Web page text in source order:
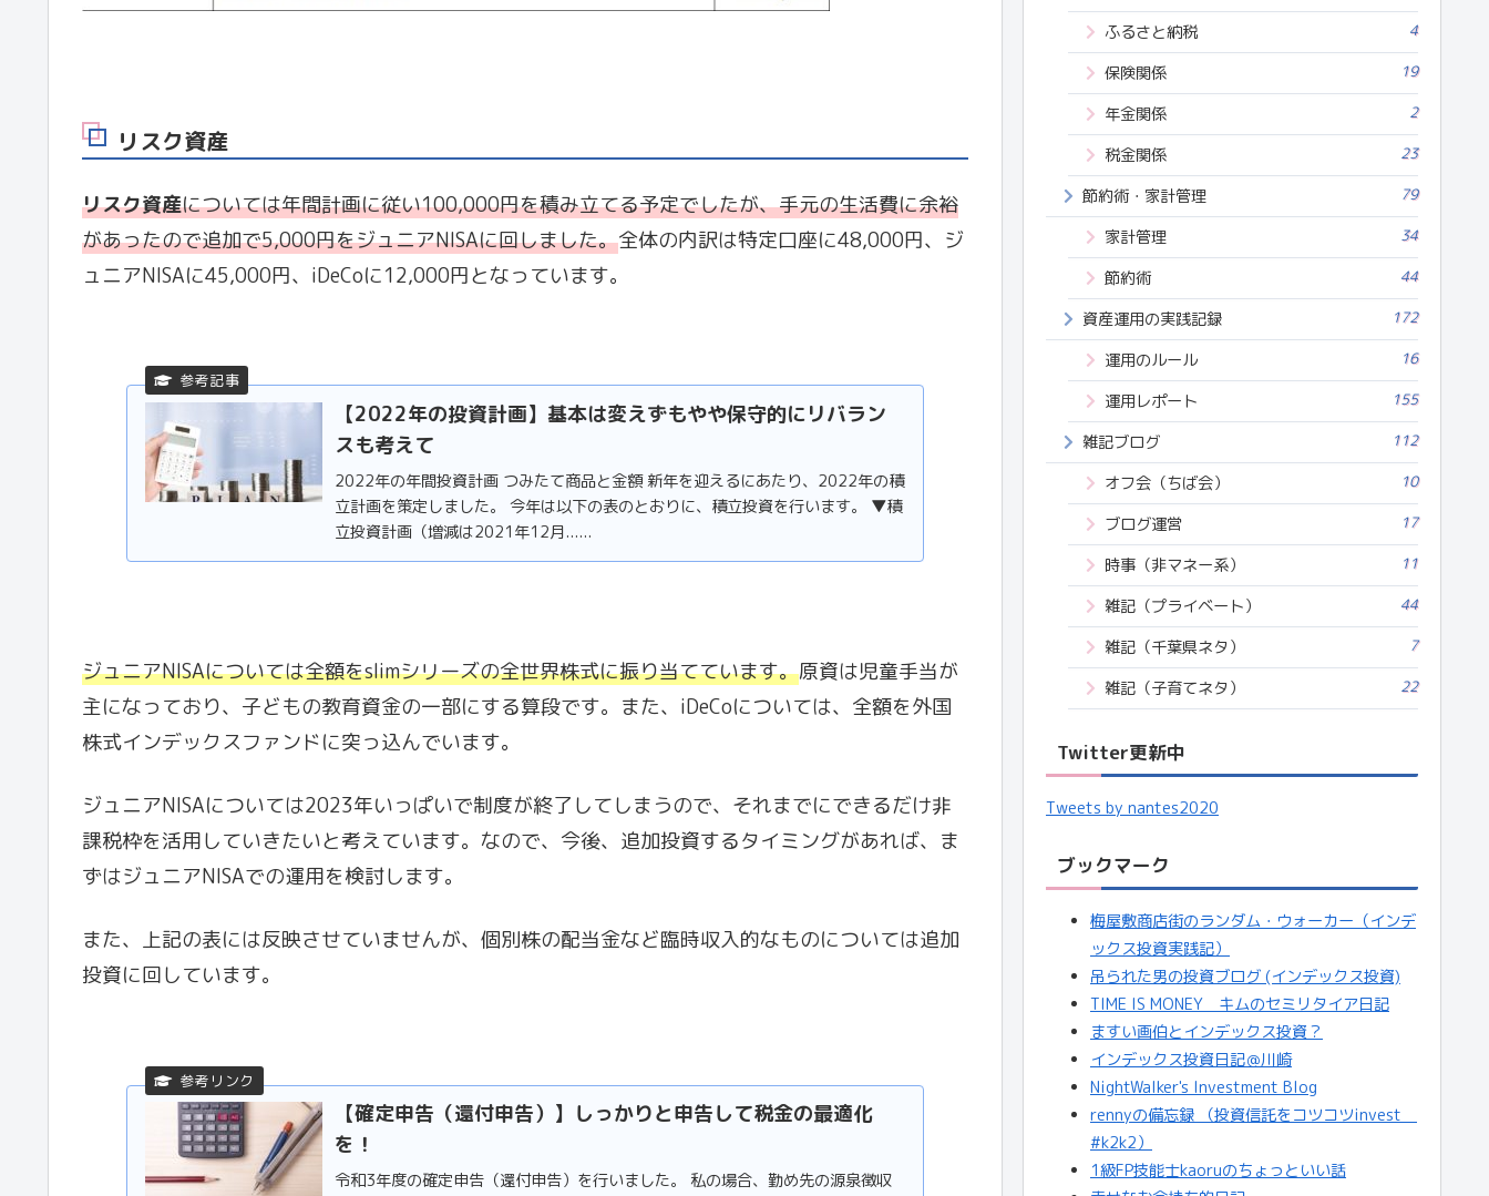
リスク資産
リスク資産については年間計画に従い100,000円を積み立てる予定でしたが、手元の生活費に余裕
があったので追加で5,000円をジュニアNISAに回しました。全体の内訳は特定口座に48,000円、ジ
ュニアNISAに45,000円、iDeCoに12,000円となっています。
【2022年の投資計画】基本は変えずもやや保守的にリバラン
スも考えて
2022年の年間投資計画 つみたて商品と金額 新年を迎えるにあたり、2022年の積
立計画を策定しました。 今年は以下の表のとおりに、積立投資を行います。 ▼積
立投資計画（増減は2021年12月......
ジュニアNISAについては全額をslimシリーズの全世界株式に振り当てています。原資は児童手当が
主になっており、子どもの教育資金の一部にする算段です。また、iDeCoについては、全額を外国
株式インデックスファンドに突っ込んでいます。
ジュニアNISAについては2023年いっぱいで制度が終了してしまうので、それまでにできるだけ非
課税枠を活用していきたいと考えています。なので、今後、追加投資するタイミングがあれば、ま
ずはジュニアNISAでの運用を検討します。
また、上記の表には反映させていませんが、個別株の配当金など臨時収入的なものについては追加
投資に回しています。
【確定申告（還付申告）】しっかりと申告して税金の最適化
を！
令和3年度の確定申告（還付申告）を行いました。 私の場合、勤め先の源泉徴収
ふるさと納税 4
保険関係 19
年金関係 2
税金関係 23
節約術・家計管理 79
家計管理 34
節約術 44
資産運用の実践記録 172
運用のルール 16
運用レポート 155
雑記ブログ 112
オフ会（ちば会） 10
ブログ運営 17
時事（非マネー系） 11
雑記（プライベート） 44
雑記（千葉県ネタ） 7
雑記（子育てネタ） 22
Twitter更新中
Tweets by nantes2020
ブックマーク
梅屋敷商店街のランダム・ウォーカー（インデ
ックス投資実践記）
吊られた男の投資ブログ (インデックス投資)
TIME IS MONEY キムのセミリタイア日記
ますい画伯とインデックス投資？
インデックス投資日記＠川崎
NightWalker's Investment Blog
rennyの備忘録 （投資信託をコツコツinvest
#k2k2）
1級FP技能士kaoruのちょっといい話